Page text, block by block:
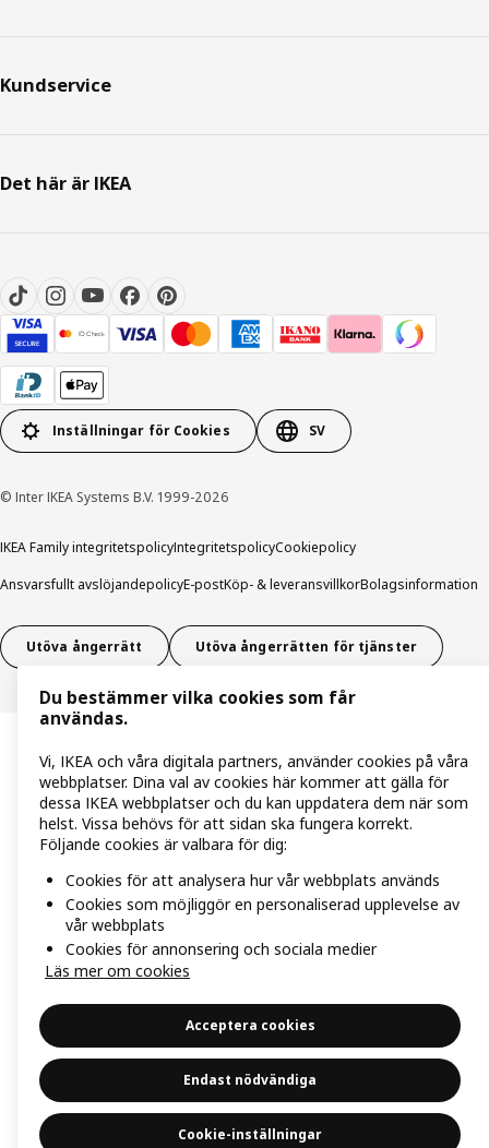
Kundservice
Det här är IKEA
Inställningar för Cookies SV
© Inter IKEA Systems B.V. 1999-2026
IKEA Family integritetspolicyIntegritetspolicyCookiepolicy
Ansvarsfullt avslöjandepolicyE-postKöp- & leveransvillkorBolagsinformation
Utöva ångerrätt Utöva ångerrätten för tjänster
Du bestämmer vilka cookies som får
användas.
Vi, IKEA och våra digitala partners, använder cookies på våra
webbplatser. Dina val av cookies här kommer att gälla för
dessa IKEA webbplatser och du kan uppdatera dem när som
helst. Vissa behövs för att sidan ska fungera korrekt.
Följande cookies är valbara för dig:
Cookies för att analysera hur vår webbplats används
Cookies som möjliggör en personaliserad upplevelse av
vår webbplats
Cookies för annonsering och sociala medier
Läs mer om cookies
Acceptera cookies
Endast nödvändiga
Cookie-inställningar